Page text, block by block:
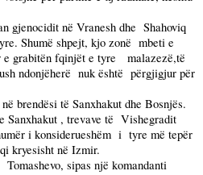
gjenocidit në Vranesh dhe Shahoviq
Shumë shpejt, kjo zonë mbeti e
e grabitën fqinjët e tyre
malazezë,të
ndonjëherë nuk është përgjigjur për
në brendësi të Sanxhakut dhe Bosnjës.
Sanxhakut , trevave të Vishegradit
i konsiderueshëm i tyre më tepër
kryesisht në Izmir.
Tomashevo, sipas një komandanti